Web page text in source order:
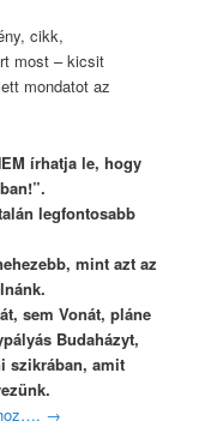
cikk,
most – kicsit
mondatot az
írhatja le, hogy
legfontosabb
mint azt az
sem Vonát, pláne
Budaházyt,
szikrában, amit
→